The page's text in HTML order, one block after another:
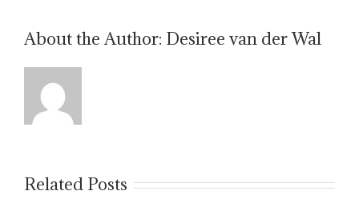
About the Author: Desiree van der Wal
Related Posts